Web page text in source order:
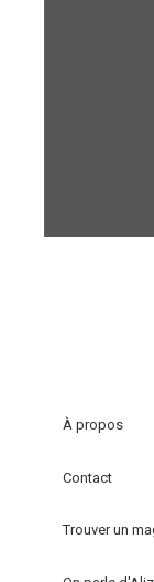
À propos
Contact
Trouver un